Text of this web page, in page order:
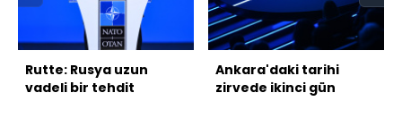
Rutte: Rusya uzun
vadeli bir tehdit
Ankara'daki tarihi
zirvede ikinci gün